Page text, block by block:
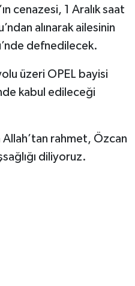
cenazesi, 1 Aralık saat
alınarak ailesinin
defnedilecek.
üzeri OPEL bayisi
kabul edileceği
rahmet, Özcan
diliyoruz.